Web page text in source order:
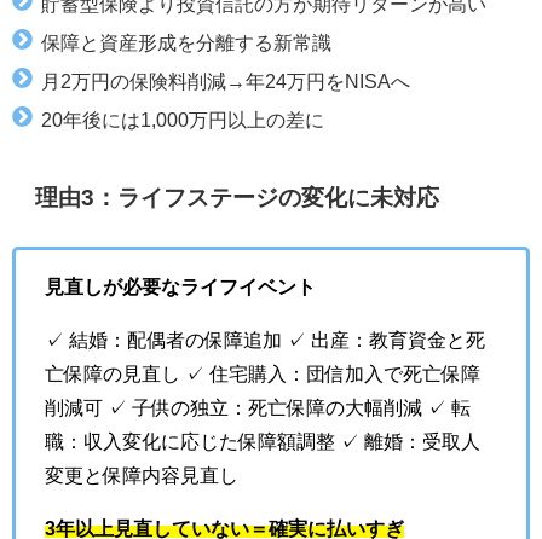
保障と資産形成を分離する新常識
月2万円の保険料削減→年24万円をNISAへ
20年後には1,000万円以上の差に
理由3：ライフステージの変化に未対応
見直しが必要なライフイベント
✓ 結婚：配偶者の保障追加 ✓ 出産：教育資金と死
亡保障の見直し ✓ 住宅購入：団信加入で死亡保障
削減可 ✓ 子供の独立：死亡保障の大幅削減 ✓ 転
職：収入変化に応じた保障額調整 ✓ 離婚：受取人
変更と保障内容見直し
3年以上見直していない＝確実に払いすぎ